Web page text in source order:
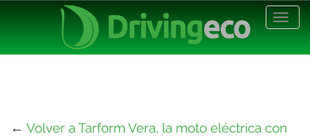
← Volver a Tarform Vera, la moto eléctrica con